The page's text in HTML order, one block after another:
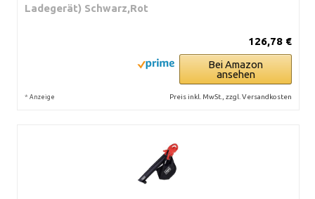
Ladegerät) Schwarz,Rot
126,78 €
Bei Amazon
ansehen
* Anzeige Preis inkl. MwSt., zzgl. Versandkosten